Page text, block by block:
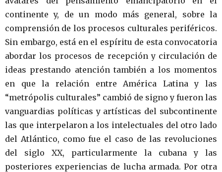
continente y, de un modo más general, sobre la
comprensión de los procesos culturales periféricos.
Sin embargo, está en el espíritu de esta convocatoria
abordar los procesos de recepción y circulación de
ideas prestando atención también a los momentos
en que la relación entre América Latina y las
“metrópolis culturales” cambió de signo y fueron las
vanguardias políticas y artísticas del subcontinente
las que interpelaron a los intelectuales del otro lado
del Atlántico, como fue el caso de las revoluciones
del siglo XX, particularmente la cubana y las
posteriores experiencias de lucha armada. Por otra